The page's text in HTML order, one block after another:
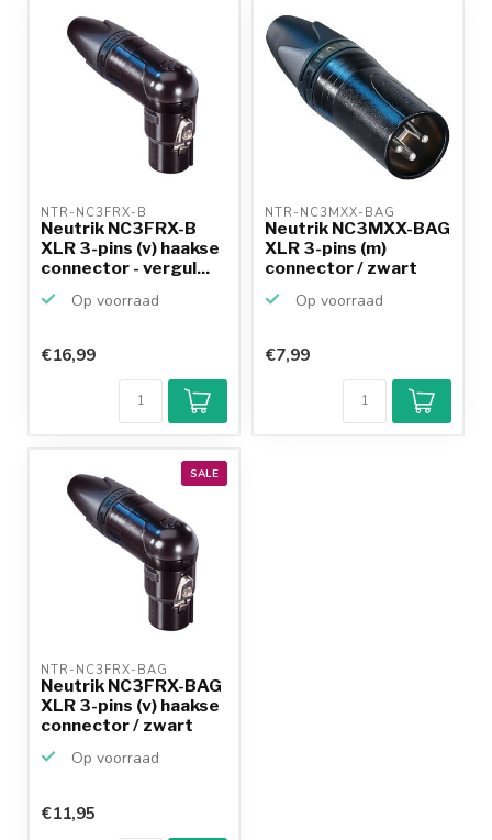
NTR-NC3FRX-B
Neutrik NC3FRX-B
XLR 3-pins (v) haakse
connector - vergul...
Op voorraad
€16,99
NTR-NC3MXX-BAG
Neutrik NC3MXX-BAG
XLR 3-pins (m)
connector / zwart
Op voorraad
€7,99
SALE
NTR-NC3FRX-BAG
Neutrik NC3FRX-BAG
XLR 3-pins (v) haakse
connector / zwart
Op voorraad
€11,95